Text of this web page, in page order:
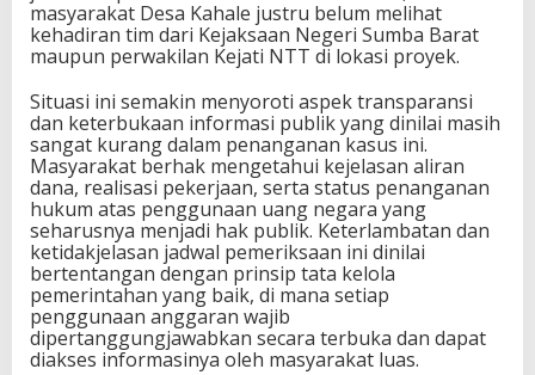
masyarakat Desa Kahale justru belum melihat
kehadiran tim dari Kejaksaan Negeri Sumba Barat
maupun perwakilan Kejati NTT di lokasi proyek.
Situasi ini semakin menyoroti aspek transparansi
dan keterbukaan informasi publik yang dinilai masih
sangat kurang dalam penanganan kasus ini.
Masyarakat berhak mengetahui kejelasan aliran
dana, realisasi pekerjaan, serta status penanganan
hukum atas penggunaan uang negara yang
seharusnya menjadi hak publik. Keterlambatan dan
ketidakjelasan jadwal pemeriksaan ini dinilai
bertentangan dengan prinsip tata kelola
pemerintahan yang baik, di mana setiap
penggunaan anggaran wajib
dipertanggungjawabkan secara terbuka dan dapat
diakses informasinya oleh masyarakat luas.